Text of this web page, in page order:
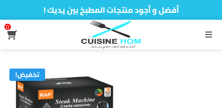
أفضل و أجود منتجات المطبخ بين يديك !
القائمة
0
تخفيض!